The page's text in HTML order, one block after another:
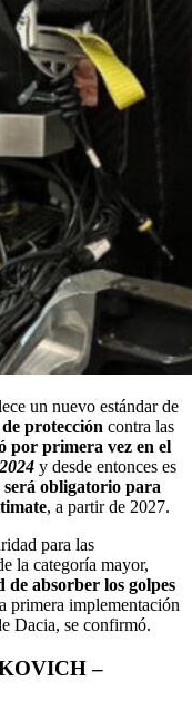
un nuevo estándar de
protección contra las
por primera vez en el
y desde entonces es
será obligatorio para
, a partir de 2027.
para las
la categoría mayor,
de absorber los golpes
primera implementación
Dacia, se confirmó.
–